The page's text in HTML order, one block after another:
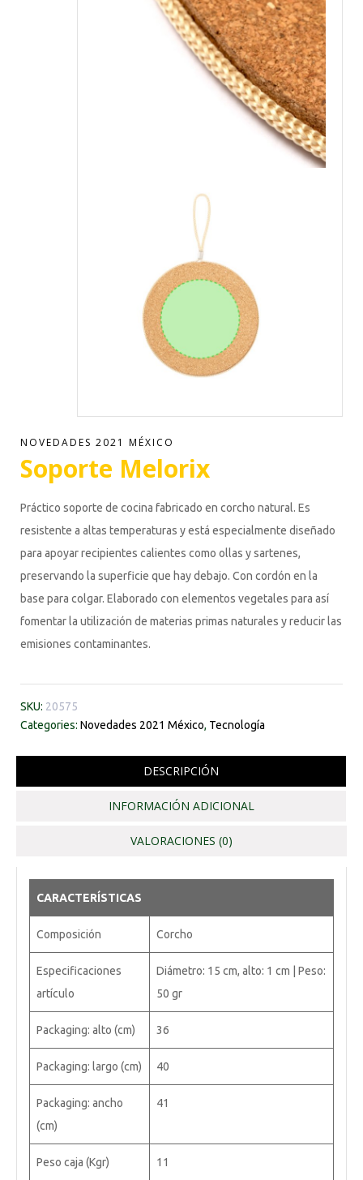
NOVEDADES 2021 MÉXICO
Soporte Melorix
Práctico soporte de cocina fabricado en corcho natural. Es
resistente a altas temperaturas y está especialmente diseñado
para apoyar recipientes calientes como ollas y sartenes,
preservando la superficie que hay debajo. Con cordón en la
base para colgar. Elaborado con elementos vegetales para así
fomentar la utilización de materias primas naturales y reducir las
emisiones contaminantes.
SKU: 20575
Categories: Novedades 2021 México, Tecnología
DESCRIPCIÓN
INFORMACIÓN ADICIONAL
VALORACIONES (0)
CARACTERÍSTICAS
Composición Corcho
Especificaciones
artículo
Diámetro: 15 cm, alto: 1 cm | Peso:
50 gr
Packaging: alto (cm) 36
Packaging: largo (cm) 40
Packaging: ancho
(cm)
41
Peso caja (Kgr) 11